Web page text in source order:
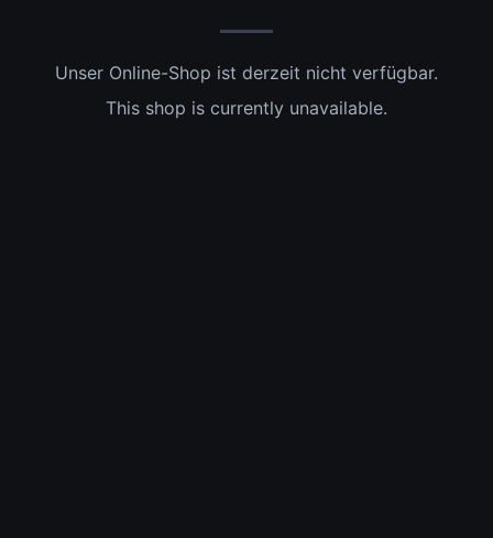
Unser Online-Shop ist derzeit nicht verfügbar.
This shop is currently unavailable.